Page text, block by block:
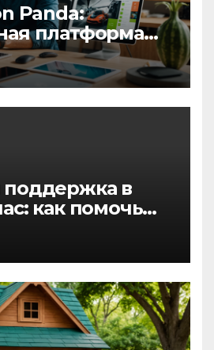
Panda:
платформа
и
в
как помочь
с
и
семью